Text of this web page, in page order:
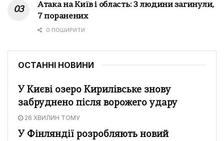
Атака на Київ і область: 3 людини загинули,
7 поранених
0 ПОШИРИТИ
ОСТАННІ НОВИНИ
У Києві озеро Кирилівське знову
забруднено після ворожего удару
26 ХВИЛИН ТОМУ
У Фінляндії розробляють новий